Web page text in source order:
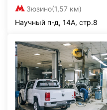
Зюзино(1,57 км)
Научный п-д, 14А, стр.8